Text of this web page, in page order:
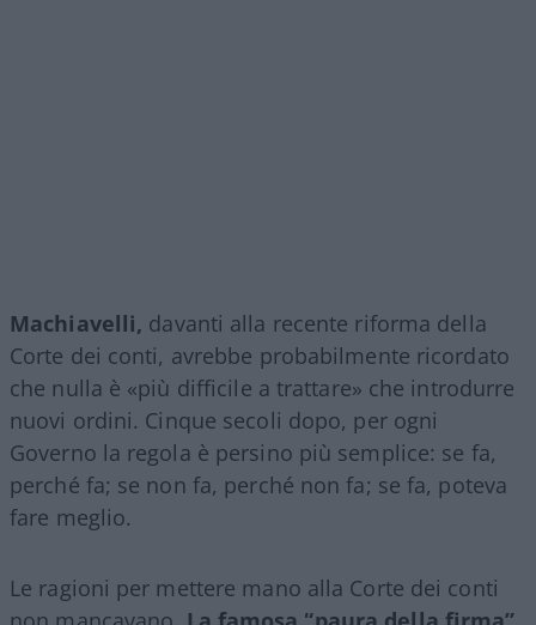
Machiavelli, davanti alla recente riforma della
Corte dei conti, avrebbe probabilmente ricordato
che nulla è «più difficile a trattare» che introdurre
nuovi ordini. Cinque secoli dopo, per ogni
Governo la regola è persino più semplice: se fa,
perché fa; se non fa, perché non fa; se fa, poteva
fare meglio.
Le ragioni per mettere mano alla Corte dei conti